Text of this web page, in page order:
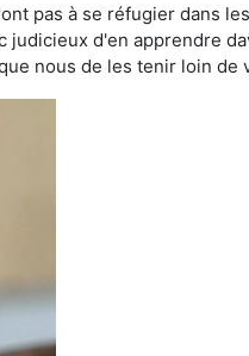
pas à se réfugier dans
d'en apprendre
nous de les tenir loin de